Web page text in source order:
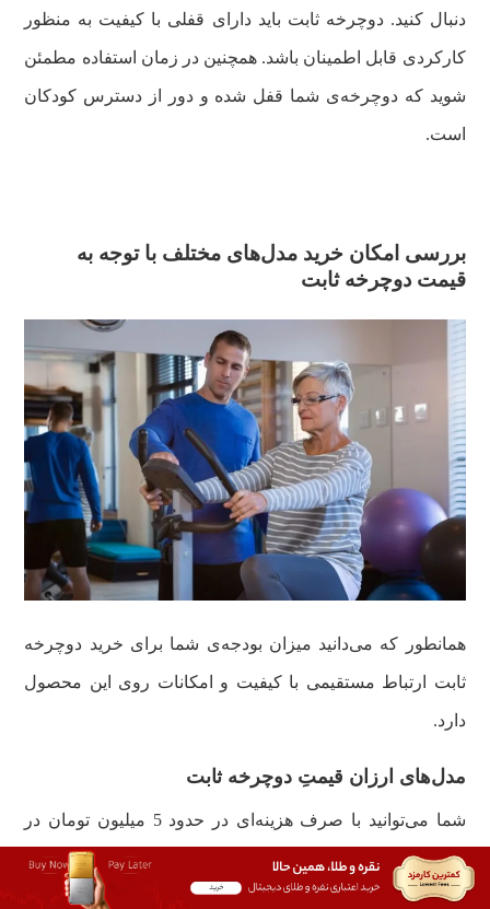
دنبال کنید. دوچرخه ثابت باید دارای قفلی با کیفیت به منظور
کارکردی قابل اطمینان باشد. همچنین در زمان استفاده مطمئن
شوید که دوچرخه‌ی شما قفل شده و دور از دسترس کودکان
است.
بررسی امکان خرید مدل‌های مختلف با توجه به
قیمت دوچرخه ثابت
همانطور که می‌دانید میزان بودجه‌ی شما برای خرید دوچرخه
ثابت ارتباط مستقیمی با کیفیت و امکانات روی این محصول
دارد.
مدل‌های ارزان قیمتِ دوچرخه ثابت
شما می‌توانید با صرف هزینه‌ای در حدود 5 میلیون تومان در
مرداد ماه سال 1401 دوچرخه ثابت بخرید، اما انتظار امکانات
زیادی از آن را نداشته باشید. از طرفی اکثر دوچرخه‌های ارزان